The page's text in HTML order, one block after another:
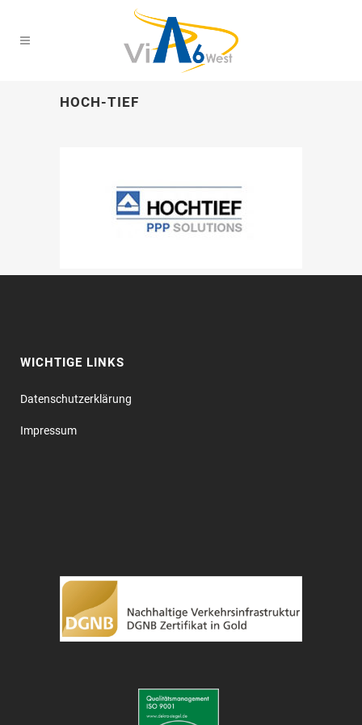
HOCH-TIEF
WICHTIGE LINKS
Datenschutz­erklärung
Impressum